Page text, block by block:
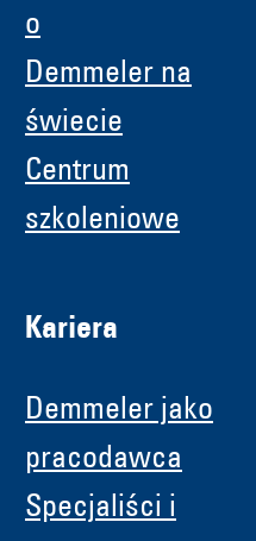
o
Demmeler na
świecie
Centrum
szkoleniowe
Kariera
Demmeler jako
pracodawca
Specjaliści i